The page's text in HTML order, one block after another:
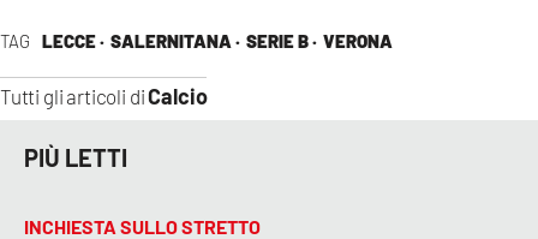
TAG LECCE · SALERNITANA · SERIE B · VERONA
Tutti gli articoli diCalcio
PIÙ LETTI
INCHIESTA SULLO STRETTO